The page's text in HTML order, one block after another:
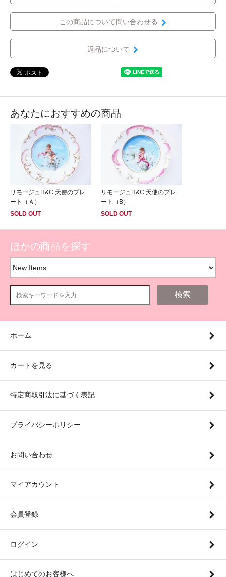
この商品について問い合わせる
返品について
あなたにおすすめの商品
リモージュH&C 天使のプレ
ート（Ａ）
SOLD OUT
リモージュH&C 天使のプレ
ート（B）
SOLD OUT
ほかの商品を探す
検索
ホーム
カートを見る
特定商取引法に基づく表記
プライバシーポリシー
お問い合わせ
マイアカウント
会員登録
ログイン
はじめてのお客様へ